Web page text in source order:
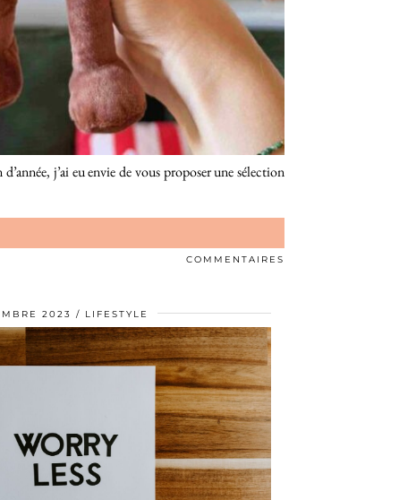
j’ai eu envie de vous proposer une sélection
COMMENTAIRES
2023 LIFESTYLE